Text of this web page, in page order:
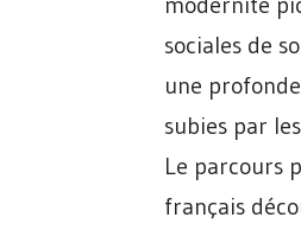
sociales de
une
subies par
Le parcours
français